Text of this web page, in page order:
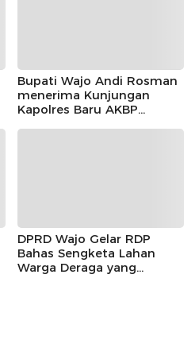
Bupati Wajo Andi Rosman
menerima Kunjungan
Kapolres Baru AKBP
DPRD Wajo Gelar RDP
Bahas Sengketa Lahan
Warga Deraga yang